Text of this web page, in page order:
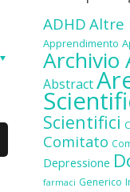
ADHD Altre
Apprendimento
Archivio
Abstract
Scientifici
Comitato
Depressione
farmaci Generico